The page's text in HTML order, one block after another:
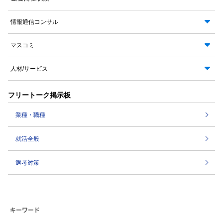
情報通信コンサル
マスコミ
人材/サービス
フリートーク掲示板
業種・職種
就活全般
選考対策
キーワード